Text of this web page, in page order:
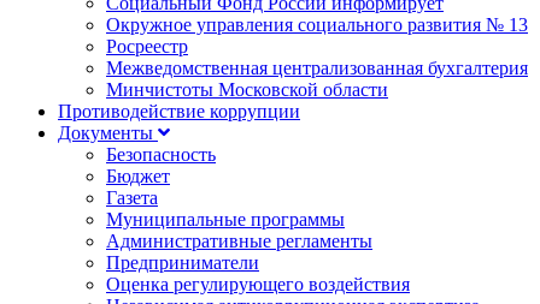
Окружное управления социального развития № 13
Росреестр
Межведомственная централизованная бухгалтерия
Минчистоты Московской области
Противодействие коррупции
Документы
Безопасность
Бюджет
Газета
Муниципальные программы
Административные регламенты
Предприниматели
Оценка регулирующего воздействия